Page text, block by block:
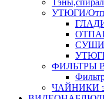
УТЮГИ/
ФИЛЬТРЫ
ЧАЙНИКИ